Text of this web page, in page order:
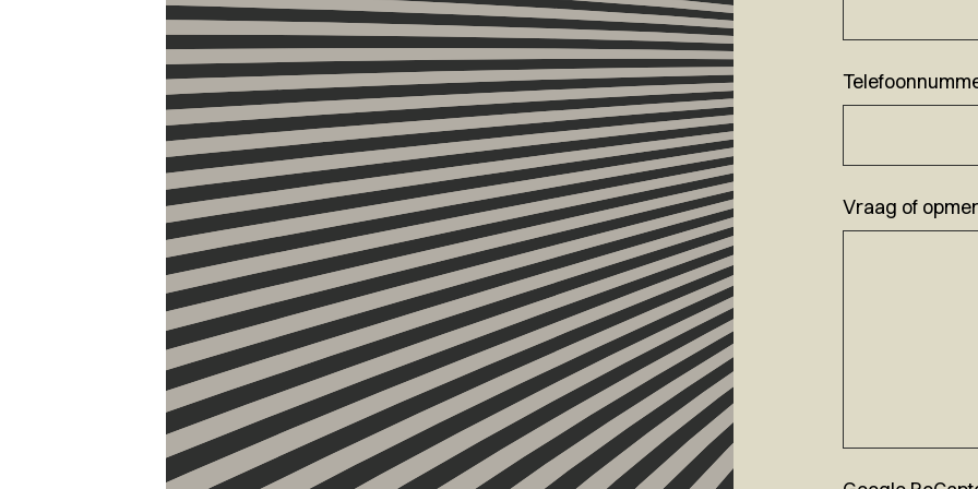
Vraag of